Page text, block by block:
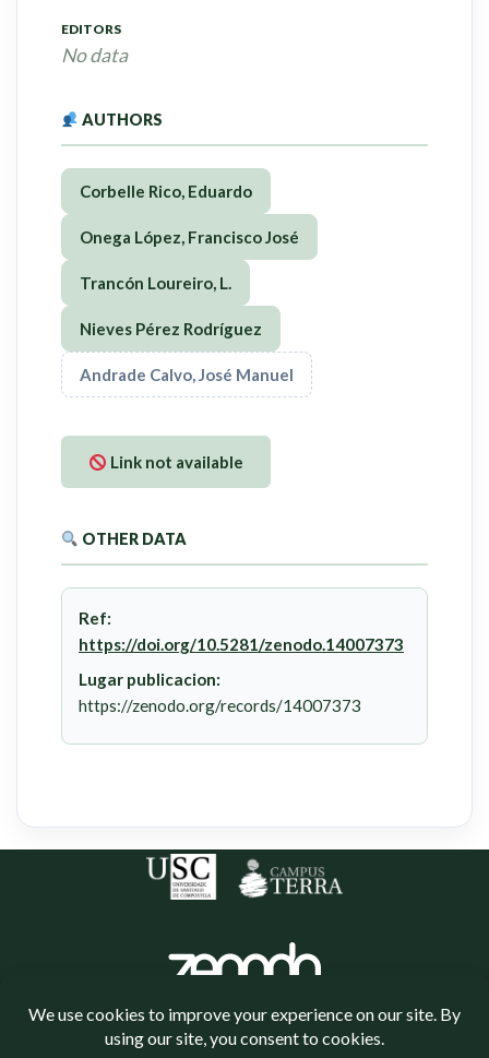
EDITORS
No data
AUTHORS
Corbelle Rico, Eduardo
Onega López, Francisco José
Trancón Loureiro, L.
Nieves Pérez Rodríguez
Andrade Calvo, José Manuel
Link not available
OTHER DATA
Ref:
https://doi.org/10.5281/zenodo.14007373
Lugar publicacion:
https://zenodo.org/records/14007373